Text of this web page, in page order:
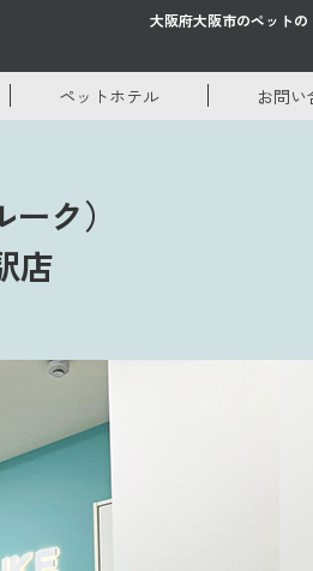
大阪府大阪市のペットの
ペットホテル お問い
ク）
店